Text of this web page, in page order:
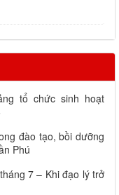
tổ chức sinh hoạt
đào tạo, bồi dưỡng
Phú
7 – Khi đạo lý trở